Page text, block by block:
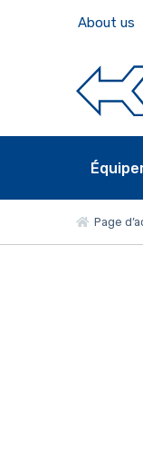
About us
Page